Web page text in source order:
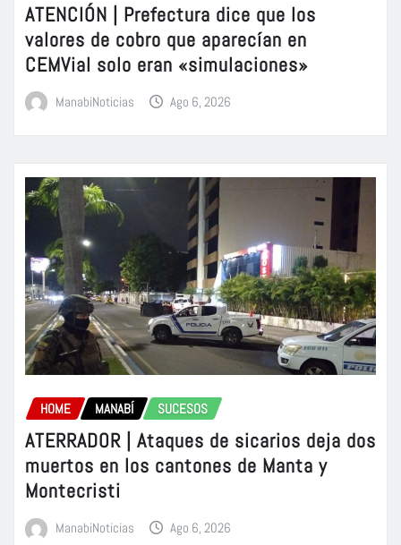
ATENCIÓN | Prefectura dice que los
valores de cobro que aparecían en
CEMVial solo eran «simulaciones»
ManabiNoticias Ago 6, 2026
HOME MANABÍ SUCESOS
ATERRADOR | Ataques de sicarios deja dos
muertos en los cantones de Manta y
Montecristi
ManabiNoticias Ago 6, 2026